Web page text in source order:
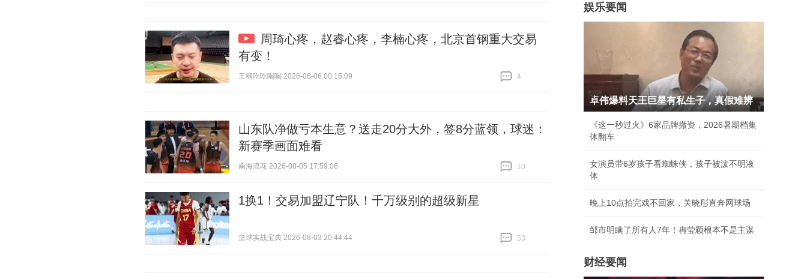
周琦心疼，赵睿心疼，李楠心疼，北京首钢重大交易
有变！
王稱吃吃喝喝 2026-08-06 00:15:09
4
山东队净做亏本生意？送走20分大外，签8分蓝领，球迷：
新赛季画面难看
南海浪花 2026-08-05 17:59:06
10
1换1！交易加盟辽宁队！千万级别的超级新星
篮球实战宝典 2026-08-03 20:44:44
33
娱乐要闻
卓伟爆料天王巨星有私生子，真假难辨
《这一秒过火》6家品牌撤资，2026暑期档集
体翻车
女演员带6岁孩子看蜘蛛侠，孩子被泼不明液
体
晚上10点拍完戏不回家，关晓彤直奔网球场
邹市明瞒了所有人7年！冉莹颖根本不是主谋
财经要闻